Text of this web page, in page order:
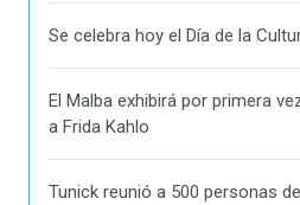
Se celebra hoy el Día de la
El Malba exhibirá por primera
a Frida Kahlo
Tunick reunió a 500 personas